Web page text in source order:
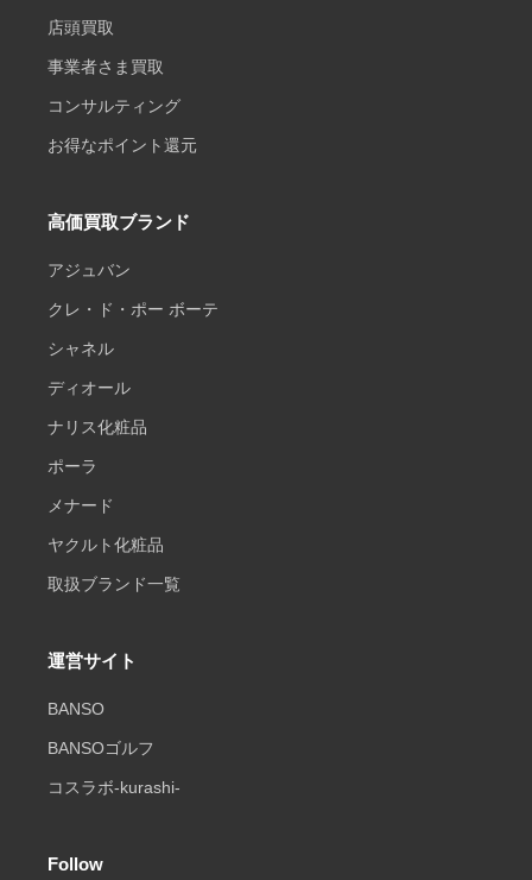
店頭買取
事業者さま買取
コンサルティング
お得なポイント還元
高価買取ブランド
アジュバン
クレ・ド・ポー ボーテ
シャネル
ディオール
ナリス化粧品
ポーラ
メナード
ヤクルト化粧品
取扱ブランド一覧
運営サイト
BANSO
BANSOゴルフ
コスラボ-kurashi-
Follow